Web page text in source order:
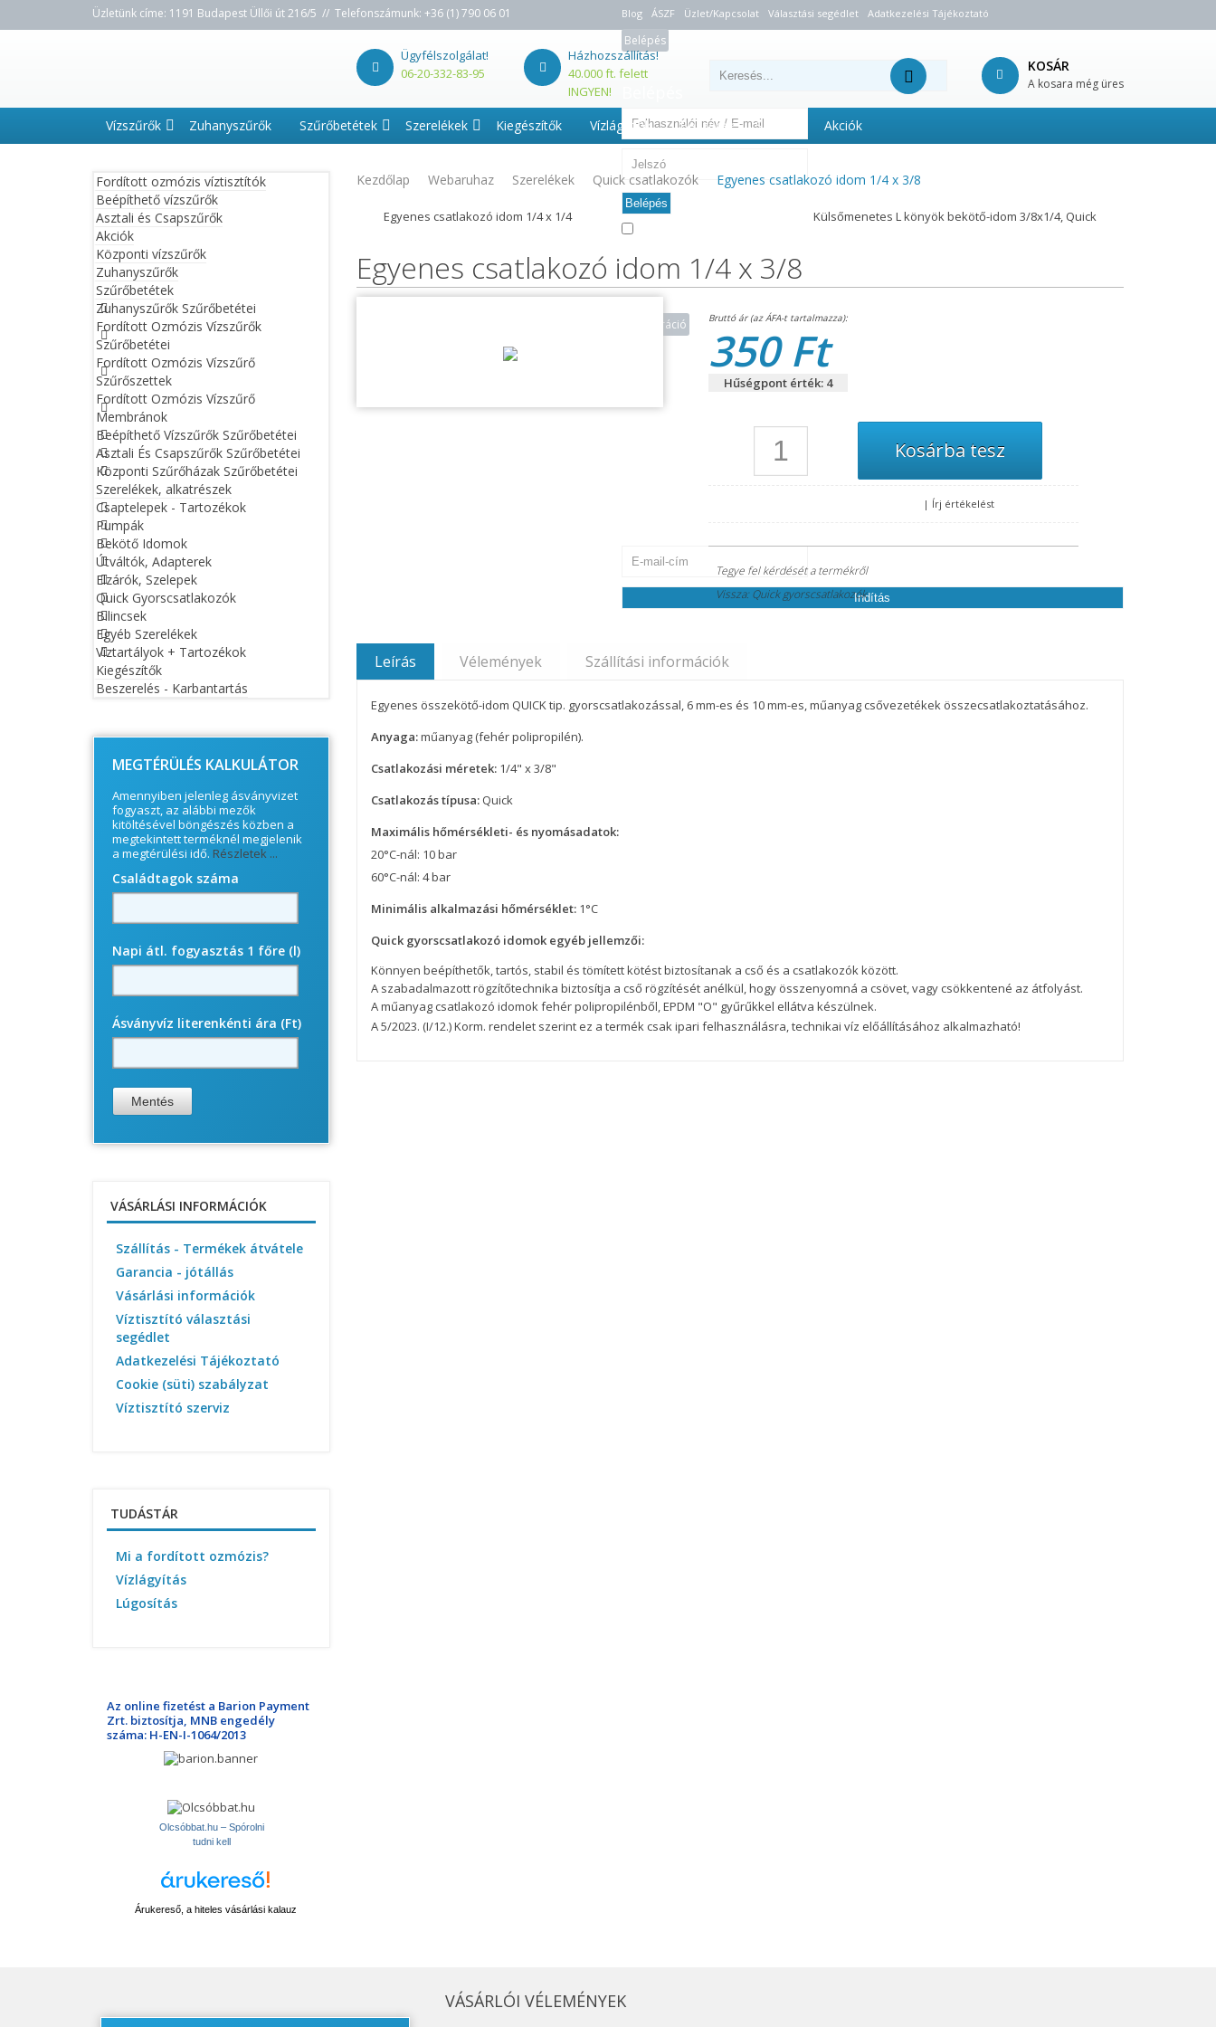
Üzletünk címe: 1191 Budapest Üllői út 216/5 // Telefonszámunk: +36 (1) 790 06 01 Blog ÁSZF Üzlet/Kapcsolat Választási segédlet Adatkezelési Tájékoztató
Belépés
Belépés
Emlékezzen rám
Regisztráció
Kérjük, írja be a fiókja e-mail-címét, melyre küldünk Önnek egy ellenőrző kódot. Az ellenőrző kód
Indítás
Ügyfélszolgálat!
06-20-332-83-95
Házhozszállítás!
40.000 ft. felett
INGYEN!
KOSÁR
A kosara még üres
Vízszűrők Zuhanyszűrők Szűrőbetétek Szerelékek Kiegészítők Vízlágyítók Beszerelés - Szerviz Akciók
Fordított ozmózis víztisztítók
Beépíthető vízszűrők
Asztali és Csapszűrők
Akciók
Központi vízszűrők
Zuhanyszűrők
Szűrőbetétek
Zuhanyszűrők Szűrőbetétei
Fordított Ozmózis Vízszűrők
Szűrőbetétei
Fordított Ozmózis Vízszűrő
Szűrőszettek
Fordított Ozmózis Vízszűrő
Membránok
Beépíthető Vízszűrők Szűrőbetétei
Asztali És Csapszűrők Szűrőbetétei
Központi Szűrőházak Szűrőbetétei
Szerelékek, alkatrészek
Csaptelepek - Tartozékok
Pumpák
Bekötő Idomok
Útváltók, Adapterek
Elzárók, Szelepek
Quick Gyorscsatlakozók
Bilincsek
Egyéb Szerelékek
Víztartályok + Tartozékok
Kiegészítők
Beszerelés - Karbantartás
MEGTÉRÜLÉS KALKULÁTOR
Amennyiben jelenleg ásványvizet
fogyaszt, az alábbi mezők
kitöltésével böngészés közben a
megtekintett terméknél megjelenik
a megtérülési idő. Részletek ...
Családtagok száma
Napi átl. fogyasztás 1 főre (l)
Ásványvíz literenkénti ára (Ft)
VÁSÁRLÁSI INFORMÁCIÓK
Szállítás - Termékek átvátele
Garancia - jótállás
Vásárlási információk
Víztisztító választási
segédlet
Adatkezelési Tájékoztató
Cookie (süti) szabályzat
Víztisztító szerviz
TUDÁSTÁR
Mi a fordított ozmózis?
Vízlágyítás
Lúgosítás
Az online fizetést a Barion Payment
Zrt. biztosítja, MNB engedély
száma: H-EN-I-1064/2013
Olcsóbbat.hu – Spórolni
tudni kell
Árukereső, a hiteles vásárlási kalauz
Kezdőlap Webaruhaz Szerelékek Quick csatlakozók Egyenes csatlakozó idom 1/4 x 3/8
Egyenes csatlakozó idom 1/4 x 1/4 Külsőmenetes L könyök bekötő-idom 3/8x1/4, Quick
Egyenes csatlakozó idom 1/4 x 3/8
350 Ft
Hűségpont érték: 4
| Írj értékelést
Tegye fel kérdését a termékről
Vissza: Quick gyorscsatlakozók
Leírás Vélemények Szállítási információk
Egyenes összekötő-idom QUICK tip. gyorscsatlakozással, 6 mm-es és 10 mm-es, műanyag csővezetékek összecsatlakoztatásához.
Anyaga:műanyag (fehér polipropilén).
Csatlakozási méretek: 1/4" x 3/8"
Csatlakozás típusa: Quick
Maximális hőmérsékleti- és nyomásadatok:
20°C-nál: 10 bar
60°C-nál: 4 bar
Minimális alkalmazási hőmérséklet: 1°C
Quick gyorscsatlakozó idomok egyéb jellemzői:
Könnyen beépíthetők, tartós, stabil és tömített kötést biztosítanak a cső és a csatlakozók között.
A szabadalmazott rögzítőtechnika biztosítja a cső rögzítését anélkül, hogy összenyomná a csövet, vagy csökkentené az átfolyást.
A műanyag csatlakozó idomok fehér polipropilénből, EPDM "O" gyűrűkkel ellátva készülnek.
A 5/2023. (I/12.) Korm. rendelet szerint ez a termék csak ipari felhasználásra, technikai víz előállításához alkalmazható!
VÁSÁRLÓI VÉLEMÉNYEK